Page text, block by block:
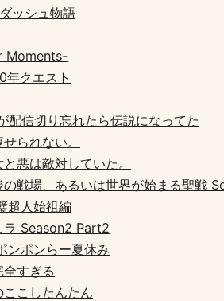
ッシュ物語
Moments-
年クエスト
配信切り忘れたら伝説になってた
られない。
悪は敵対していた。
戦場、あるいは世界が始まる聖戦
超人始祖編
ラ Season2 Part2
ンポンらー夏休み
すぎる
ここしたんたん